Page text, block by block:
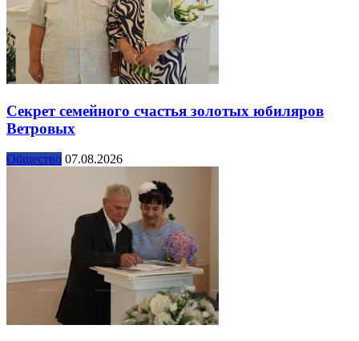
Секрет семейного счастья золотых юбиляров
Ветровых
Общество 07.08.2026